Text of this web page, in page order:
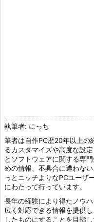
執筆者: にっち
筆者は自作PC歴20年以上の
るカスタマイズや高度な設
とソフトウェアに関する専
めの情報、不具合に遭わな
っとニッチよりなPCユーザ
にわたって行っています。
長年の経験により得たノウ
広く対応できる情報を提供
したものにすることを目指し